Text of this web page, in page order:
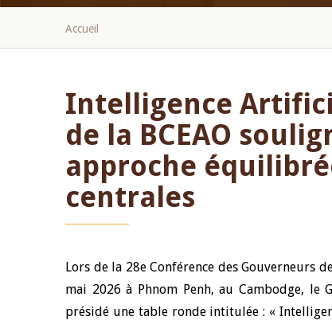
Fil
Accueil
Intelligence
de la BCEAO
approche
centrales
Lors de la 28eConférence des Gouverneurs
mai 2026 à Phnom Penh, au Cambodge, le
présidé une table ronde intitulée : «